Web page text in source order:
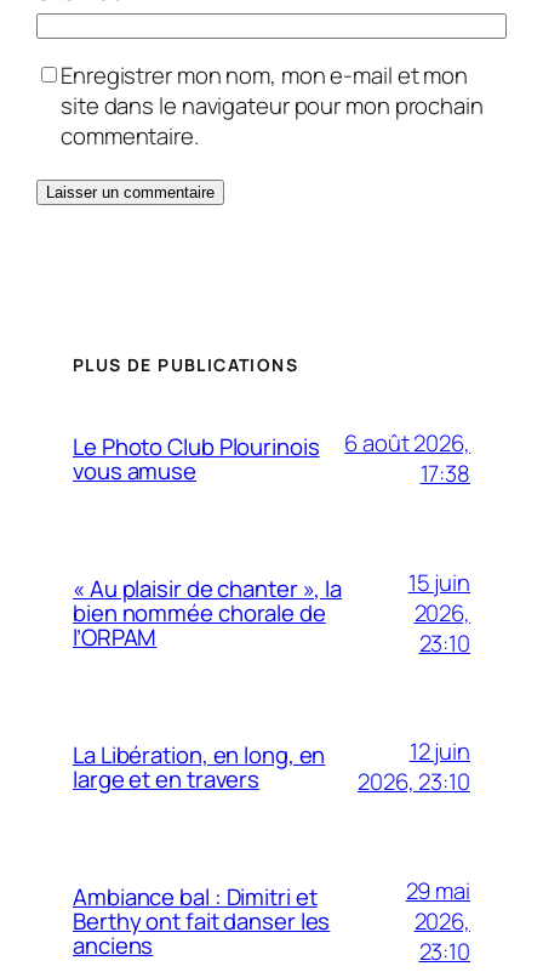
Enregistrer mon nom, mon e-mail et mon
site dans le navigateur pour mon prochain
commentaire.
PLUS DE PUBLICATIONS
Le Photo Club Plourinois
vous amuse
6 août 2026,
17:38
« Au plaisir de chanter », la
bien nommée chorale de
l’ORPAM
15 juin
2026,
23:10
La Libération, en long, en
large et en travers
12 juin
2026, 23:10
Ambiance bal : Dimitri et
Berthy ont fait danser les
anciens
29 mai
2026,
23:10